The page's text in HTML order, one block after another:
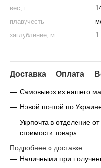
вес, г.
плавучесть
заглубление, м.
Доставка Оплата
Самовывоз из нашего
Новой почтой по
Укрпочта в отделение
стоимости товара
Подробнее о доставке
Наличными при